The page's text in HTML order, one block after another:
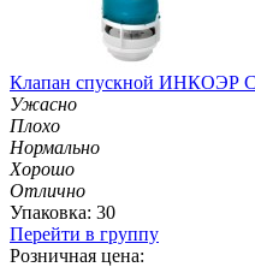
Клапан спускной ИНКОЭР
Ужасно
Плохо
Нормально
Хорошо
Отлично
Упаковка: 30
Перейти в группу
Розничная цена: